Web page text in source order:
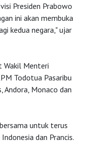
Presiden Prabowo
ini akan membuka
kedua negara," ujar
Wakil Menteri
Todotua Pasaribu
Andora, Monaco dan
untuk terus
dan Prancis.